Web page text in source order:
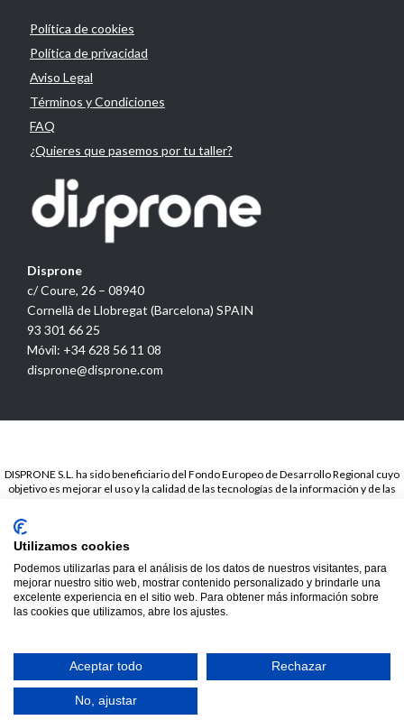
Política de cookies
Política de privacidad
Aviso Legal
Términos y Condiciones
FAQ
¿Quieres que pasemos por tu taller?
Disprone
c/ Coure, 26 – 08940
Cornellà de Llobregat (Barcelona) SPAIN
93 301 66 25
Móvil: +34 628 56 11 08
disprone@disprone.com
DISPRONE S.L. ha sido beneficiario del Fondo Europeo de Desarrollo Regional cuyo
objetivo es mejorar el uso y la calidad de las tecnologías de la información y de las
página propia.. Esta acción ha tenido lugar en el periodo de TICCámaras 2018. Para
ello ha contado con el apoyo del programa TICCámaras de la Cámara de Barcelona.
Utilizamos cookies
Podemos utilizarlas para el análisis de los datos de nuestros visitantes, para
mejorar nuestro sitio web, mostrar contenido personalizado y brindarle una
excelente experiencia en el sitio web. Para obtener más información sobre
las cookies que utilizamos, abre los ajustes.
Aceptar todo Rechazar
No, ajustar
Hide chaty